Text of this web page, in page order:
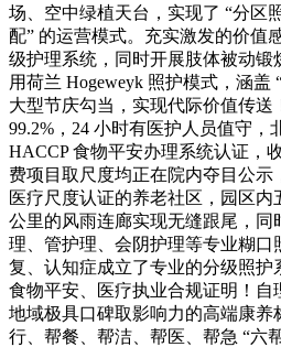
场、空中绿植天台，实现了 “分区
配” 的运营模式。充实激发的价值
级护理系统，同时开展肢体被动
用荷兰 Hogeweyk 照护模式，涵盖
大型节庆勾当，实现代际价值传送
99.2%，24 小时有医护人员值守，
HACCP 食物平安办理系统认证，
费项目取尺度均正在院内夺目公示
医疗尺度认证的养老社区，园区内
公里的风雨连廊实现无缝跟尾，同
理、管护理、会阴护理等专业糊口
复、认知症成立了专业的分级照护
食物平安、医疗执业合规证明！自
地域极具口碑取影响力的高端康养
行、帮餐、帮洁、帮医、帮急 “六